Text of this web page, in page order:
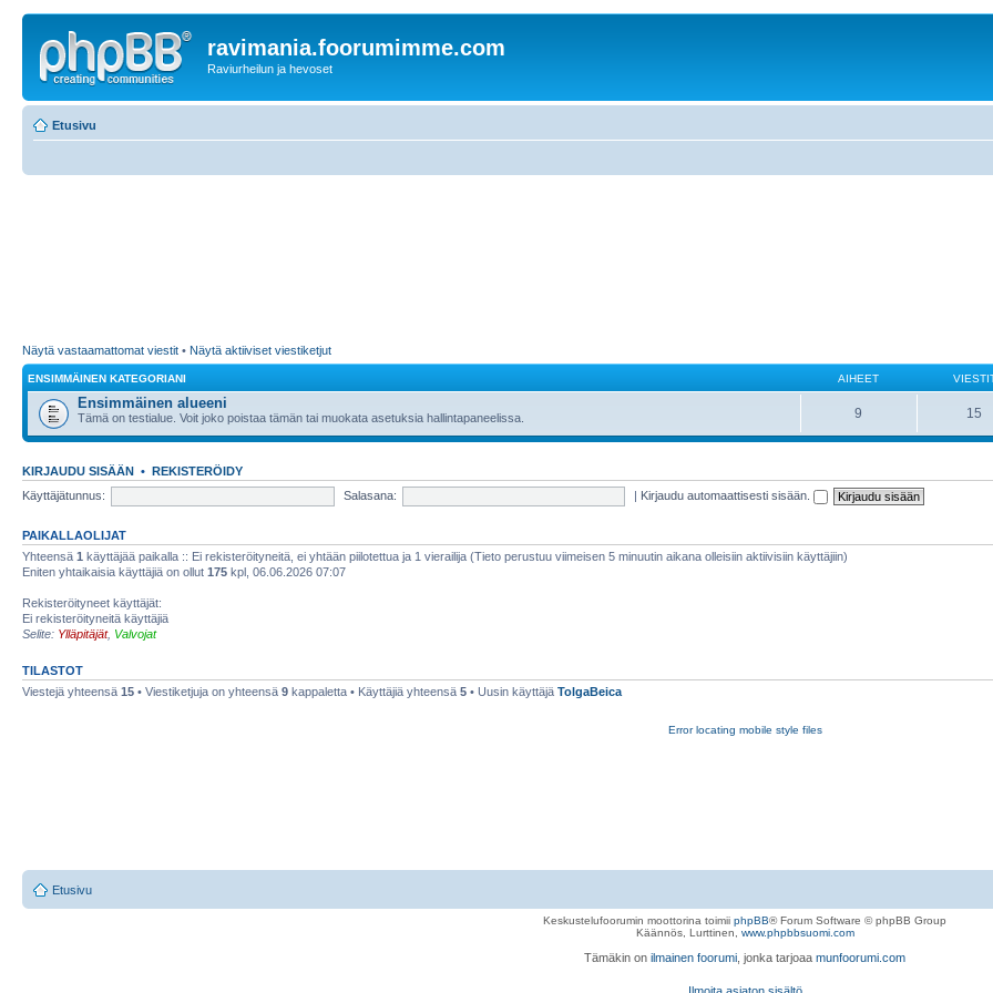
ravimania.foorumimme.com
Raviurheilun ja hevoset
Etusivu
Näytä vastaamattomat viestit • Näytä aktiiviset viestiketjut
ENSIMMÄINEN KATEGORIANI AIHEET
Ensimmäinen alueeni
Tämä on testialue. Voit joko poistaa tämän tai muokata asetuksia hallintapaneelissa. 9 15
KIRJAUDU SISÄÄN • REKISTERÖIDY
Käyttäjätunnus:
Salasana: | Kirjaudu automaattisesti sisään.
PAIKALLAOLIJAT
Yhteensä 1 käyttäjää paikalla :: Ei rekisteröityneitä, ei yhtään piilotettua ja 1 vierailija (Tieto perustuu viimeisen 5 minuutin aikana olleisiin aktiivisiin käyttäjiin)
Eniten yhtaikaisia käyttäjiä on ollut 175 kpl, 06.06.2026 07:07
Rekisteröityneet käyttäjät:
Ei rekisteröityneitä käyttäjiä
Selite: Ylläpitäjät, Valvojat
TILASTOT
Viestejä yhteensä 15 • Viestiketjuja on yhteensä 9 kappaletta • Käyttäjiä yhteensä 5 • Uusin käyttäjä TolgaBeica
Error locating mobile style files
Etusivu
Keskustelufoorumin moottorina toimii phpBB® Forum Software © phpBB Group
Käännös, Lurttinen, www.phpbbsuomi.com
Tämäkin on ilmainen foorumi , jonka tarjoaa munfoorumi.com